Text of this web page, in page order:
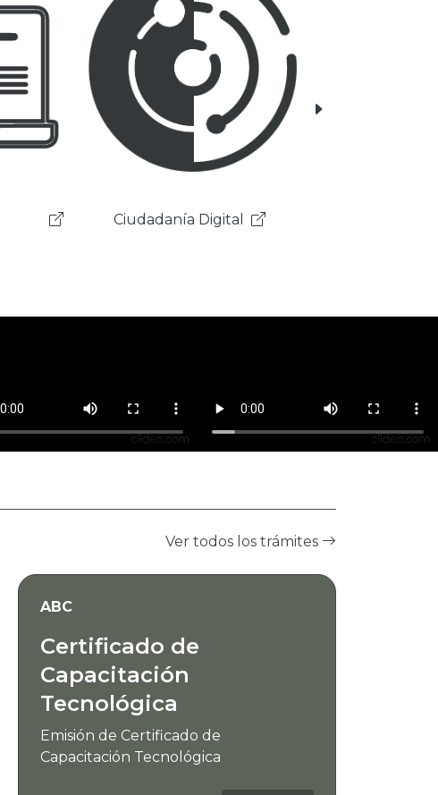
Gobierno Electrónico
Ver todos los trámites
ABC
Certificado de
Capacitación
Tecnológica
Emisión de Certificado de
Capacitación Tecnológica